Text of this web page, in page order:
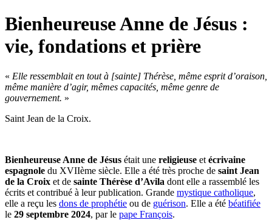
Bienheureuse Anne de Jésus :
vie, fondations et prière
« Elle ressemblait en tout à [sainte] Thérèse, même esprit d’oraison,
même manière d’agir, mêmes capacités, même genre de
gouvernement. »
Saint Jean de la Croix.
Bienheureuse Anne de Jésus était une religieuse et écrivaine
espagnole du XVIIème siècle. Elle a été très proche de saint Jean
de la Croix et de sainte Thérèse d’Avila dont elle a rassemblé les
écrits et contribué à leur publication. Grande mystique catholique,
elle a reçu les dons de prophétie ou de guérison. Elle a été béatifiée
le 29 septembre 2024, par le pape François.